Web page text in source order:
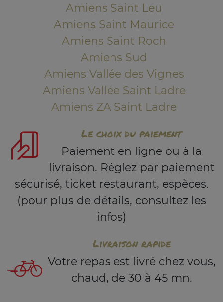
Amiens Saint Leu
Amiens Saint Maurice
Amiens Saint Roch
Amiens Sud
Amiens Vallée des Vignes
Amiens Vallée Saint Ladre
Amiens ZA Saint Ladre
Le choix du paiement
Paiement en ligne ou à la
livraison. Réglez par paiement
sécurisé, ticket restaurant, espèces.
(pour plus de détails, consultez les
infos)
Livraison rapide
Votre repas est livré chez vous,
chaud, de 30 à 45 mn.